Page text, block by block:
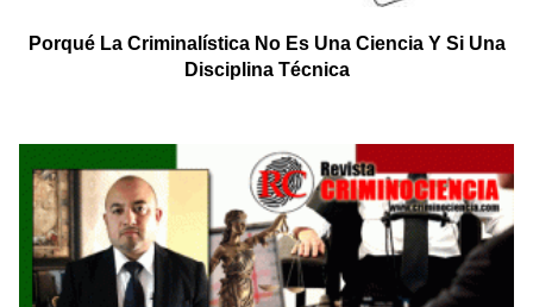
Porqué La Criminalística No Es Una Ciencia Y Si Una
Disciplina Técnica